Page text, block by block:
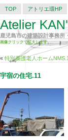
TOP アトリエ環HP
Atelier
鹿児島市の建築設計事務所
画像クリックで拡大します。
« 特別養護老人ホーム
宇宿の住宅.11